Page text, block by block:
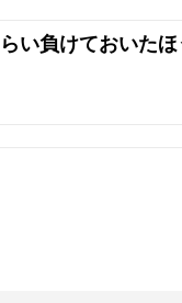
い負けておいたほ